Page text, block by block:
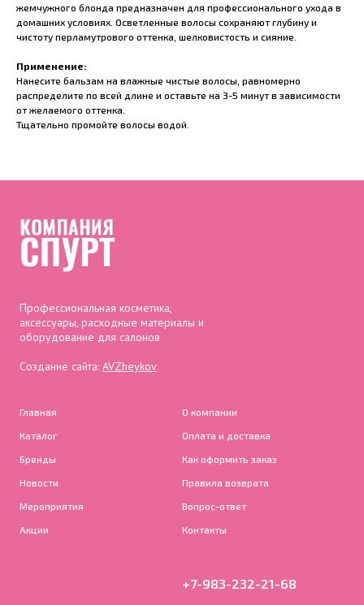
жемчужного блонда предназначен для профессионального ухода в
домашних условиях. Осветленные волосы сохраняют глубину и
чистоту перламутрового оттенка, шелковистость и сияние.
Применение:
Нанесите бальзам на влажные чистые волосы, равномерно
распределите по всей длине и оставьте на 3-5 минут в зависимости
от желаемого оттенка.
Тщательно промойте волосы водой.
Профессиональная косметика,
аксессуары, расходные материалы и
оборудование для салонов
Создание сайта: AVZheykov
Главная
Каталог
Бренды
Новости
Мероприятия
Акции
О компании
Оплата и доставка
Как оформить заказ
Правила возврата
Вопрос-ответ
Контакты
+7-983-232-21-68